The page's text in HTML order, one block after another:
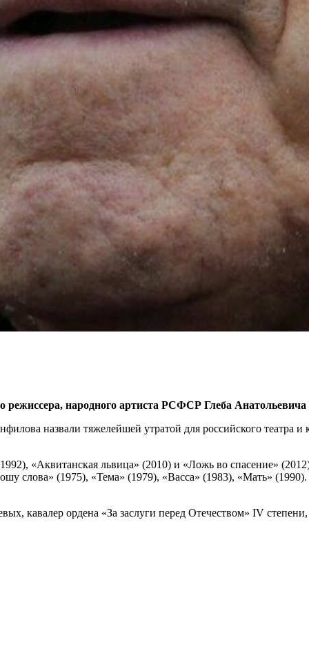
режиссера, народного артиста РСФСР Глеба
назвали тяжелейшей утратой для российского театра и
«Аквитанская львица» (2010) и «Ложь во спасение»
слова» (1975), «Тема» (1979), «Васса» (1983), «Мать»
кавалер ордена «За заслуги перед Отечеством» IV